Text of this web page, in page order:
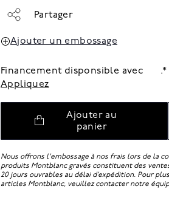
Partager
Ajouter un embossage
Financement disponsible avec
.*
Appliquez
Ajouter au
panier
Nous offrons l'embossage à nos frais lors de la
produits Montblanc gravés constituent des
20 jours ouvrables au délai d’expédition. Pour
articles Montblanc, veuillez contacter notre